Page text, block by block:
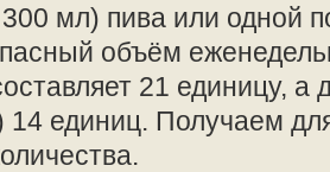
мл) пива или одной
объём
21 единицу, а
единиц. Получаем